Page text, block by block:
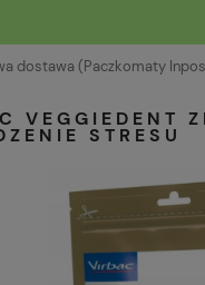
dostawa (Paczkomaty
VEGGIEDENT
STRESU